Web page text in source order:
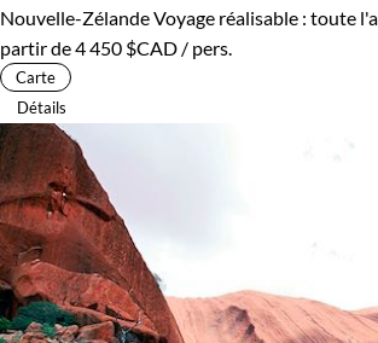
Nouvelle-ZélandeVoyage réalisable : toute
partir de4 450 $CAD / pers.
Carte
Détails